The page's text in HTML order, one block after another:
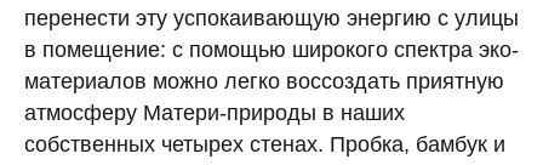
перенести эту успокаивающую энергию с улицы
в помещение: с помощью широкого спектра эко-
материалов можно легко воссоздать приятную
атмосферу Матери-природы в наших
собственных четырех стенах. Пробка, бамбук и